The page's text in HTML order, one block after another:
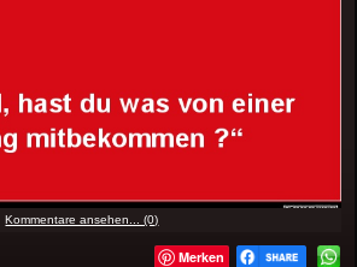
Kommentare ansehen... (0)
Merken